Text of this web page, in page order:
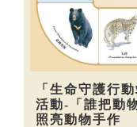
「生命守護行
活動-「誰把動
照亮動物手作